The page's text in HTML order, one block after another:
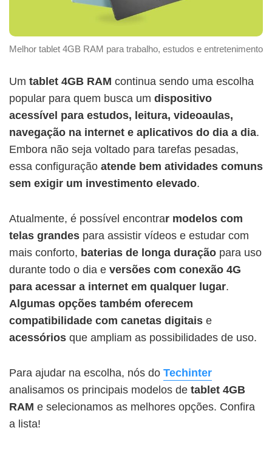
Melhor tablet 4GB RAM para trabalho, estudos e entretenimento
Um tablet 4GB RAM continua sendo uma escolha
popular para quem busca um dispositivo
acessível para estudos, leitura, videoaulas,
navegação na internet e aplicativos do dia a dia.
Embora não seja voltado para tarefas pesadas,
essa configuração atende bem atividades comuns
sem exigir um investimento elevado.
Atualmente, é possível encontrar modelos com
telas grandes para assistir vídeos e estudar com
mais conforto, baterias de longa duração para uso
durante todo o dia e versões com conexão 4G
para acessar a internet em qualquer lugar.
Algumas opções também oferecem
compatibilidade com canetas digitais e
acessórios que ampliam as possibilidades de uso.
Para ajudar na escolha, nós do Techinter
analisamos os principais modelos de tablet 4GB
RAM e selecionamos as melhores opções. Confira
a lista!